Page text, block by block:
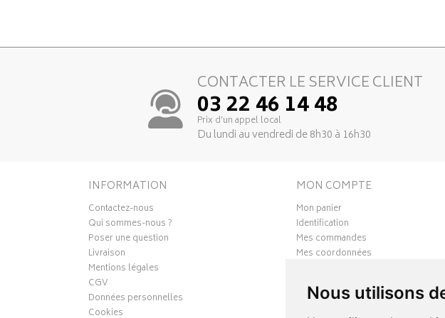
Nous utilisons
CONTACTER LE SERVICE CLIENT
03 22 46 14 48
Prix d’un appel local
Du lundi au vendredi de 8h30 à 16h30
INFORMATION
Contactez-nous
Qui sommes-nous ?
Poser une question
Livraison
Mentions légales
CGV
Données personnelles
Cookies
MON COMPTE
Mon panier
Identification
Mes commandes
Mes coordonnées
Mes favoris
Mes préférences Cookies